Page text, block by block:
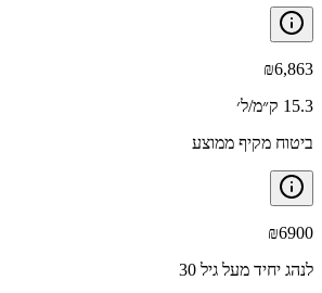
₪6,863
15.3 ק״מ/ל׳
ביטוח מקיף ממוצע
₪6900
לנהג יחיד מעל גיל 30